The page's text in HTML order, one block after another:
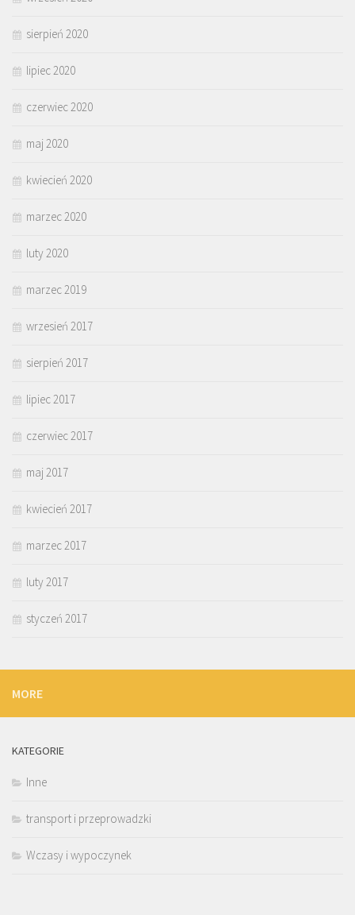
sierpień 2020
lipiec 2020
czerwiec 2020
maj 2020
kwiecień 2020
marzec 2020
luty 2020
marzec 2019
wrzesień 2017
sierpień 2017
lipiec 2017
czerwiec 2017
maj 2017
kwiecień 2017
marzec 2017
luty 2017
styczeń 2017
MORE
KATEGORIE
Inne
transport i przeprowadzki
Wczasy i wypoczynek